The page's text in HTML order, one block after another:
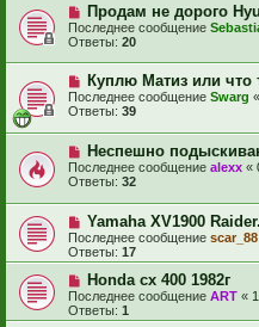
Продам не дорого
Последнее сообщение
Ответы: 20
Куплю Матиз или что
Последнее сообщение Swarg «
Ответы: 39
Неспешно
Последнее сообщение alexx «
Ответы: 32
Yamaha XV1900
Последнее сообщение scar_88
Ответы: 17
Honda cx 400 1982г
Последнее сообщение ART «
Ответы: 1